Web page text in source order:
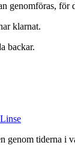
genomföras,
klarnat.
backar.
genom tiderna i